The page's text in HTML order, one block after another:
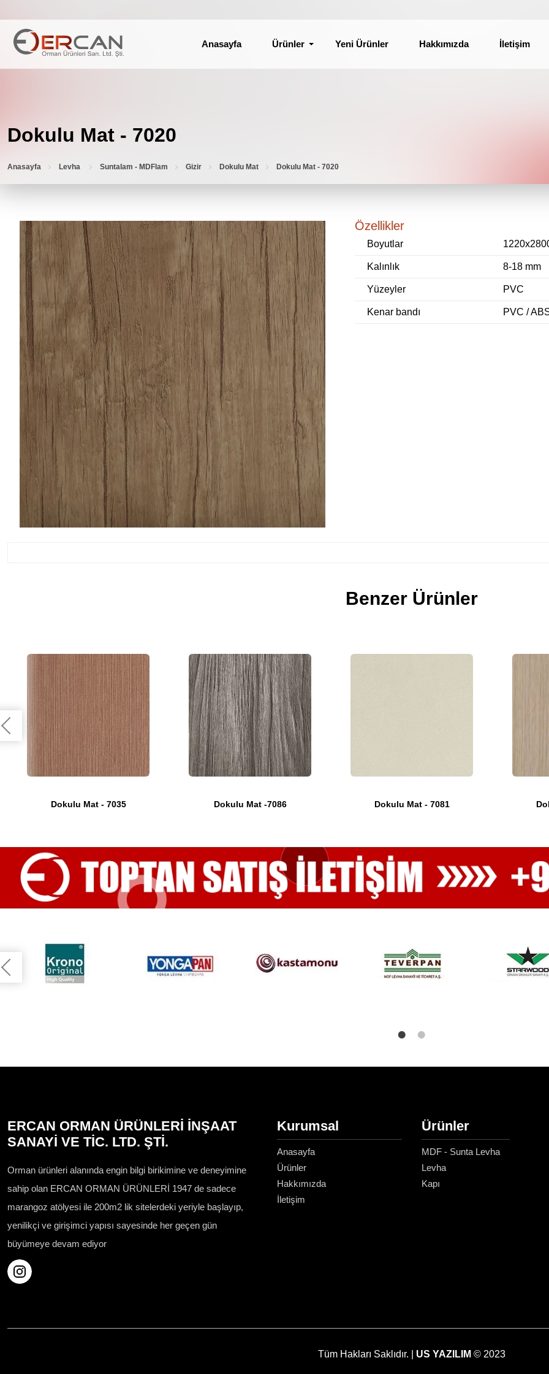
Anasayfa Ürünler Yeni Ürünler Hakkımızda İletişim
Dokulu Mat - 7020
Anasayfa Levha Suntalam - MDFlam Gizir Dokulu Mat Dokulu Mat - 7020
Özellikler
Boyutlar
Kalınlık 8-18 mm
Yüzeyler PVC
Kenar bandı PVC /
Benzer Ürünler
Dokulu Mat - 7035 Dokulu Mat -7086 Dokulu Mat - 7081
ERCAN ORMAN ÜRÜNLERİ İNŞAAT
SANAYİ VE TİC. LTD. ŞTİ.
Orman ürünleri alanında engin bilgi birikimine ve deneyimine
sahip olan ERCAN ORMAN ÜRÜNLERİ 1947 de sadece
marangoz atölyesi ile 200m2 lik sitelerdeki yeriyle başlayıp,
yenilikçi ve girişimci yapısı sayesinde her geçen gün
büyümeye devam ediyor
Kurumsal
Anasayfa
Ürünler
Hakkımızda
İletişim
Ürünler
MDF - Sunta Levha
Levha
Kapı
Tüm Hakları Saklıdır. | US YAZILIM © 2023